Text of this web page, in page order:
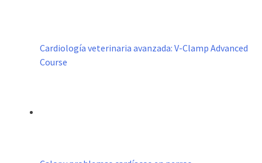
Cardiología veterinaria avanzada: V-Clamp Advanced
Course